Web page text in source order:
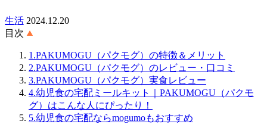
生活 2024.12.20
目次
1.PAKUMOGU（パクモグ）の特徴＆メリット
2.PAKUMOGU（パクモグ）のレビュー・口コミ
3.PAKUMOGU（パクモグ）実食レビュー
4.幼児食の宅配ミールキット｜PAKUMOGU（パクモ
グ）はこんな人にぴったり！
5.幼児食の宅配ならmogumoもおすすめ